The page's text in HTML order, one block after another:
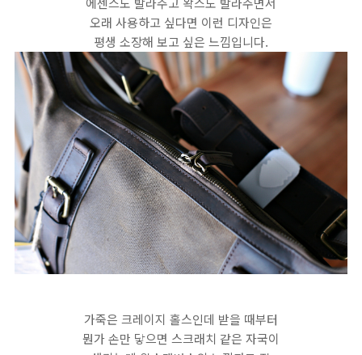
오래 사용하고 싶다면 이런 디자인은
평생 소장해 보고 싶은 느낌입니다.
가죽은 크레이지 홀스인데 받을 때부터
뭔가 손만 닿으면 스크래치 같은 자국이